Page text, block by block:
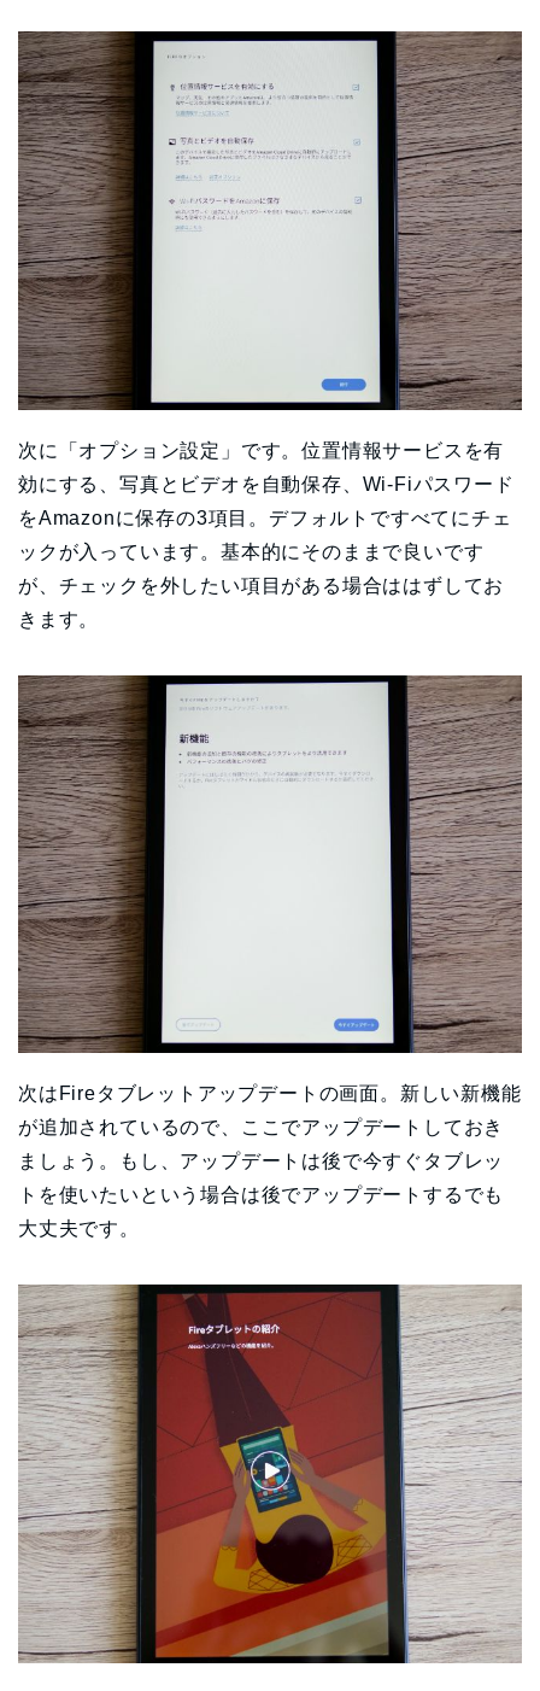
次に「オプション設定」です。位置情報サービスを有
効にする、写真とビデオを自動保存、Wi-Fiパスワード
をAmazonに保存の3項目。デフォルトですべてにチェ
ックが入っています。基本的にそのままで良いです
が、チェックを外したい項目がある場合ははずしてお
きます。
次はFireタブレットアップデートの画面。新しい新機能
が追加されているので、ここでアップデートしておき
ましょう。もし、アップデートは後で今すぐタブレッ
トを使いたいという場合は後でアップデートするでも
大丈夫です。